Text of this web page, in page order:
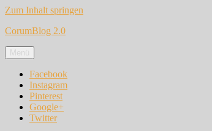
Zum Inhalt springen
CorumBlog 2.0
Menü
Facebook
Instagram
Pinterest
Google+
Twitter